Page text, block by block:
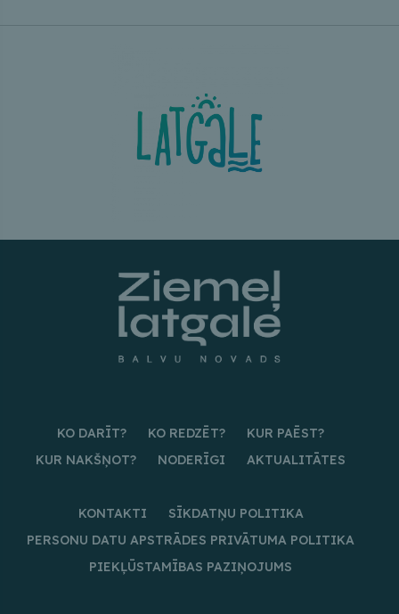
KO DARĪT? KO REDZĒT?
KUR PAĒST?
KUR NAKŠŅOT?
NODERĪGI AKTUALITĀTES
KONTAKTI
SĪKDATŅU POLITIKA
PERSONU DATU APSTRĀDES PRIVĀTUMA POLITIKA
PIEKĻŪSTAMĪBAS PAZIŅOJUMS